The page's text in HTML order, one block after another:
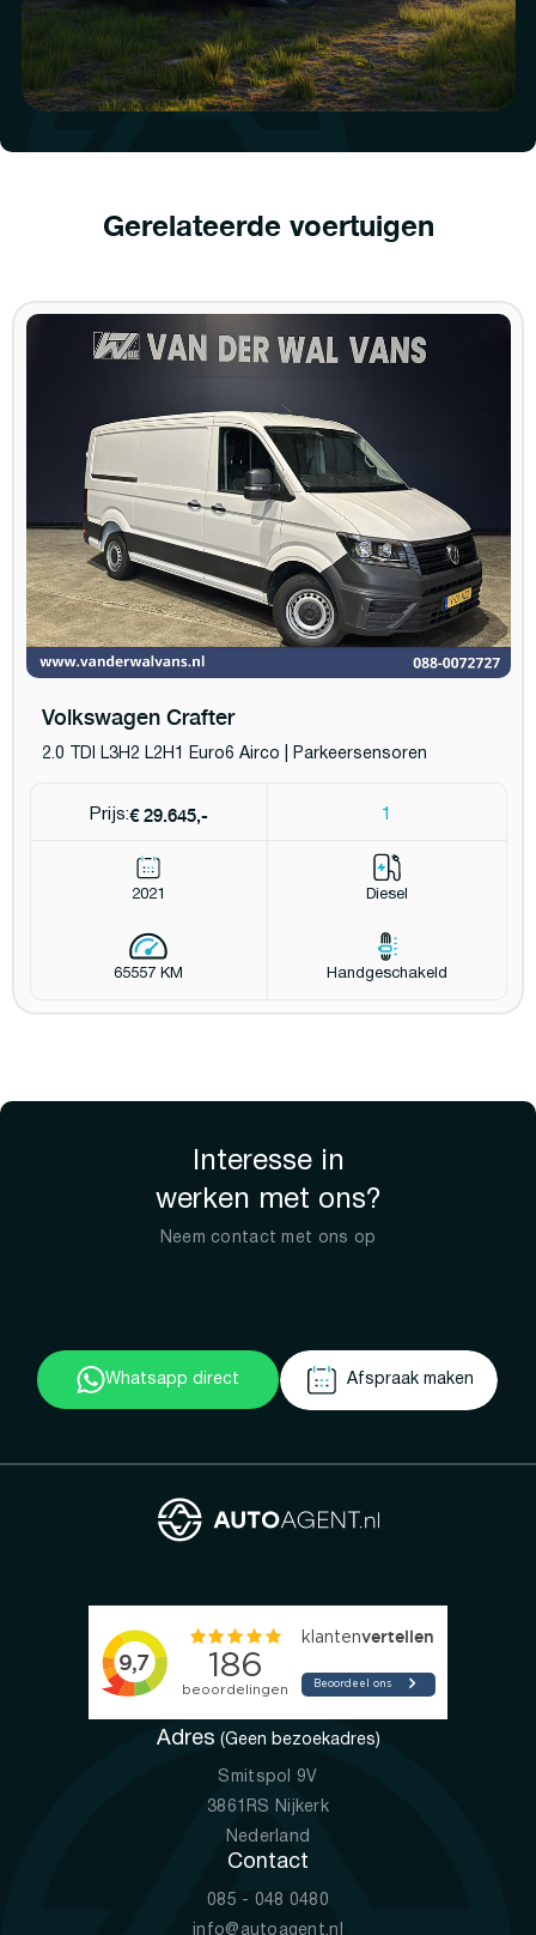
Gerelateerde voertuigen
Volkswagen Crafter
2.0 TDI L3H2 L2H1 Euro6 Airco | Parkeersensoren
Prijs:€ 29.645,- 1
2021 Diesel
65557 KM Handgeschakeld
Interesse in
werken met ons?
Neem contact met ons op
Whatsapp direct Afspraak maken
Adres (Geen bezoekadres)
Smitspol 9V
3861RS Nijkerk
Nederland
Contact
085 - 048 0480
info@autoagent.nl